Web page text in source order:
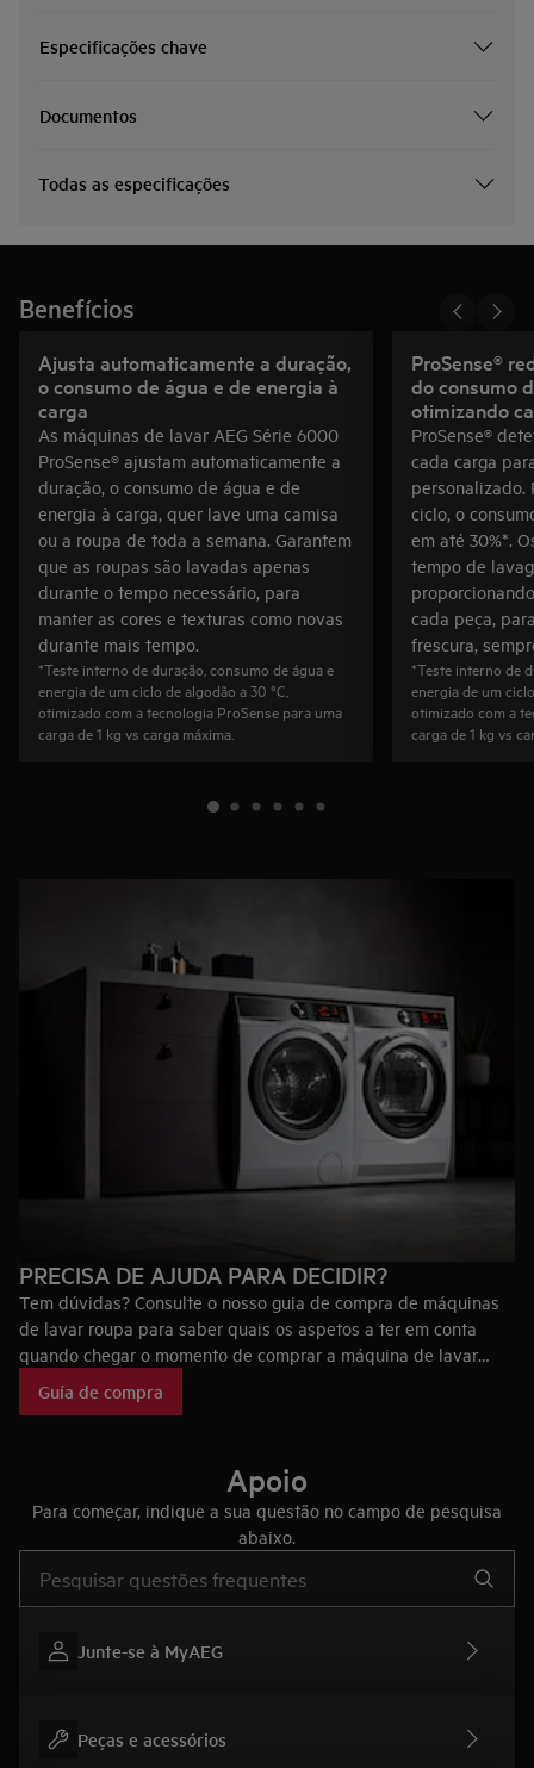
Especificações chave
Documentos
Todas as especificações
Benefícios
Ajusta automaticamente a duração,
o consumo de água e de energia à
carga
As máquinas de lavar AEG Série 6000
ProSense® ajustam automaticamente a
duração, o consumo de água e de
energia à carga, quer lave uma camisa
ou a roupa de toda a semana. Garantem
que as roupas são lavadas apenas
durante o tempo necessário, para
manter as cores e texturas como novas
durante mais tempo.
*Teste interno de duração, consumo de água e
energia de um ciclo de algodão a 30 °C,
otimizado com a tecnologia ProSense para uma
carga de 1 kg vs carga máxima.
ProSense®
do consumo
otimizando
ProSense®
cada carga
personalizado.
ciclo, o
em até 30%*.
tempo de
cada peça,
frescura,
*Teste interno de
energia de um
otimizado com a
carga de 1 kg vs
PRECISA DE AJUDA PARA DECIDIR?
Tem dúvidas? Consulte o nosso guia de compra de máquinas
de lavar roupa para saber quais os aspetos a ter em conta
quando chegar o momento de comprar a máquina de lavar
máquinas de lavar roupa AEG únicas no mercado.
Guía de compra
Apoio
Para começar, indique a sua questão no campo de pesquisa
abaixo.
Junte-se à MyAEG
Peças e acessórios